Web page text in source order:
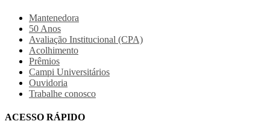
Mantenedora
50 Anos
Avaliação Institucional (CPA)
Acolhimento
Prêmios
Campi Universitários
Ouvidoria
Trabalhe conosco
ACESSO RÁPIDO